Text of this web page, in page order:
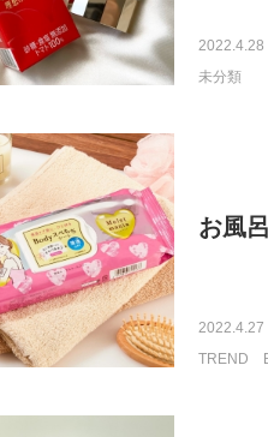
2022.4.28
未分類
お風
2022.4.27
TREND